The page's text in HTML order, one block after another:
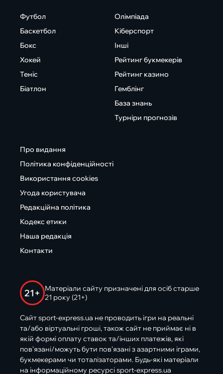
Футбол
Баскетбол
Бокс
Хокей
Теніс
Біатлон
Олімпіада
Кіберспорт
Інші
Рейтинг букмекерів
Рейтинг казино
Гемблінг
База знань
Турніри прогнозів
Про видання
Політика конфіденційності
Використання cookies
Угода користувача
Редакційна політика
Кодекс етики
Наша редакція
Контакти
21+
Матеріали сайту призначені для осіб старше
21 року (21+)
Сайт sport-express.ua не проводить ігри на реальні
та/або віртуальні гроші, також сайт не приймає ні в
якій формі оплату ставок та/інших платежів, які
пов’язані/можуть бути пов’язані з азартними іграми,
букмекерами чи тоталізаторами. Будь-які матеріали
на інформаційному ресурсі sport-express.ua